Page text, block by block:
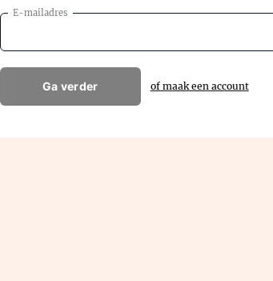
E-mailadres
Ga verder of maak een account